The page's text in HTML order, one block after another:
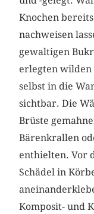
Knochen
nachweisen
gewaltigen
erlegten wilden
selbst in die
sichtbar. Die
Brüste
Bärenkrallen
enthielten. Vor
Schädel in
Komposit- und